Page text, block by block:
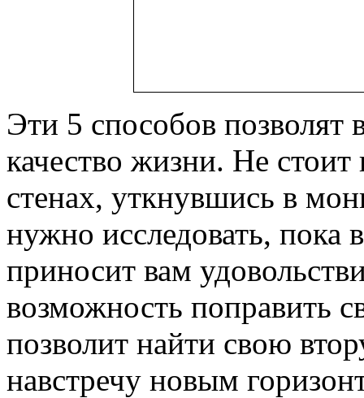
Эти 5 способов позволят
качество жизни. Не стоит
стенах, уткнувшись в
нужно исследовать, пока
приносит вам
возможность поправить
позволит найти свою
навстречу новым